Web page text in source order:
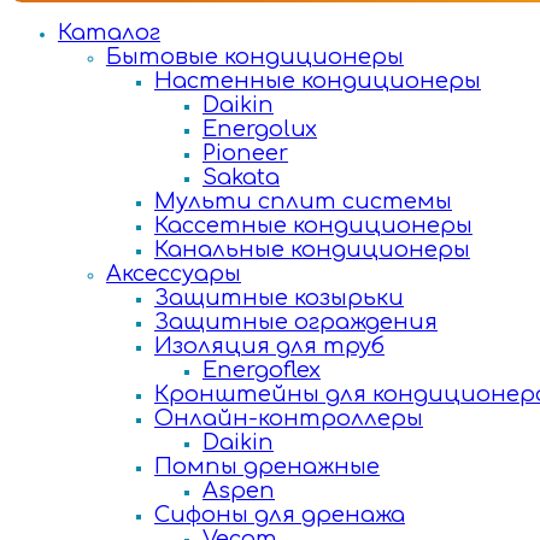
Каталог
Бытовые кондиционеры
Настенные кондиционеры
Daikin
Energolux
Pioneer
Sakata
Мульти сплит системы
Кассетные кондиционеры
Канальные кондиционеры
Аксессуары
Защитные козырьки
Защитные ограждения
Изоляция для труб
Energoflex
Кронштейны для
Онлайн-контроллеры
Daikin
Помпы дренажные
Aspen
Сифоны для дренажа